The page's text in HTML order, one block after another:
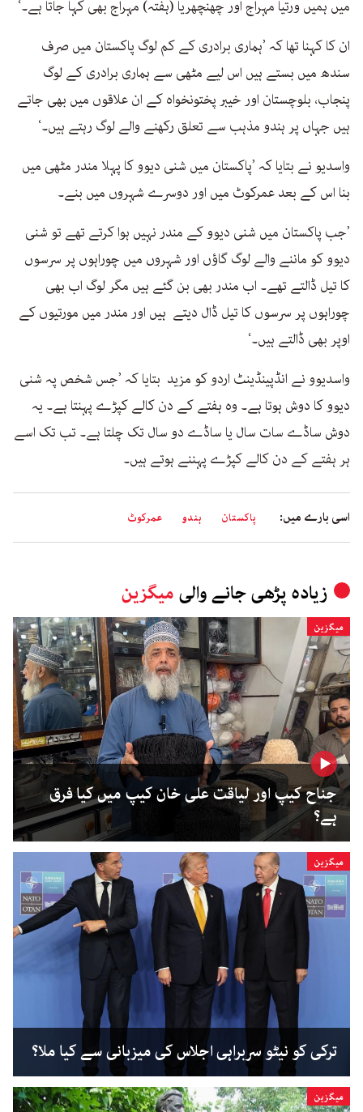
میں ہمیں ورتیا مہراج اور چھنچھریا (ہفتہ) مہراج بھی کہا جاتا ہے۔‘
ان کا کہنا تھا کہ ’ہماری برادری کے کم لوگ پاکستان میں صرف
سندھ میں بستے ہیں اس لیے مٹھی سے ہماری برادری کے لوگ
پنجاب، بلوچستان اور خیبر پختونخواہ کے ان علاقوں میں بھی جاتے
ہیں جہاں پر ہندو مذہب سے تعلق رکھنے والے لوگ رہتے ہیں۔‘
واسدیو نے بتایا کہ ’پاکستان میں شنی دیوو کا پہلا مندر مٹھی میں
بنا اس کے بعد عمرکوٹ میں اور دوسرے شہروں میں بنے۔
’جب پاکستان میں شنی دیوو کے مندر نہیں ہوا کرتے تھے تو شنی
دیوو کو ماننے والے لوگ گاؤں اور شہروں میں چوراہوں پر سرسوں
کا تیل ڈالتے تھے۔ اب مندر بھی بن گئے ہیں مگر لوگ اب بھی
چوراہوں پر سرسوں کا تیل ڈال دیتے ہیں اور مندر میں مورتیوں کے
اوپر بھی ڈالتے ہیں۔‘
واسدیوو نے انڈپینڈینٹ اردو کو مزید بتایا کہ ’جس شخص پہ شنی
دیوو کا دوش ہوتا ہے۔ وہ ہفتے کے دن کالے کپڑے پہنتا ہے۔ یہ
دوش ساڈے سات سال یا ساڈے دو سال تک چلتا ہے۔ تب تک اسے
ہر ہفتے کے دن کالے کپڑے پہننے ہوتے ہیں۔
اسی بارے میں: پاکستان ہندو عمرکوٹ
زیادہ پڑھی جانے والی میگزین
میگزین
جناح کیپ اور لیاقت علی خان کیپ میں کیا فرق
ہے؟
میگزین
ترکی کو نیٹو سربراہی اجلاس کی میزبانی سے کیا ملا؟
میگزین